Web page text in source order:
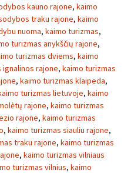
kauno rajone, kaimo
traku rajone, kaimo
nuoma, kaimo turizmas,
turizmas anykščių rajone,
turizmas dviems, kaimo
rajone, kaimo turizmas
, kaimo turizmas klaipeda,
turizmas lietuvoje, kaimo
rajone, kaimo turizmas
rajone, kaimo turizmas
, kaimo turizmas siauliu rajone,
traku rajone, kaimo turizmas
, kaimo turizmas vilniaus
turizmas vilnius, kaimo